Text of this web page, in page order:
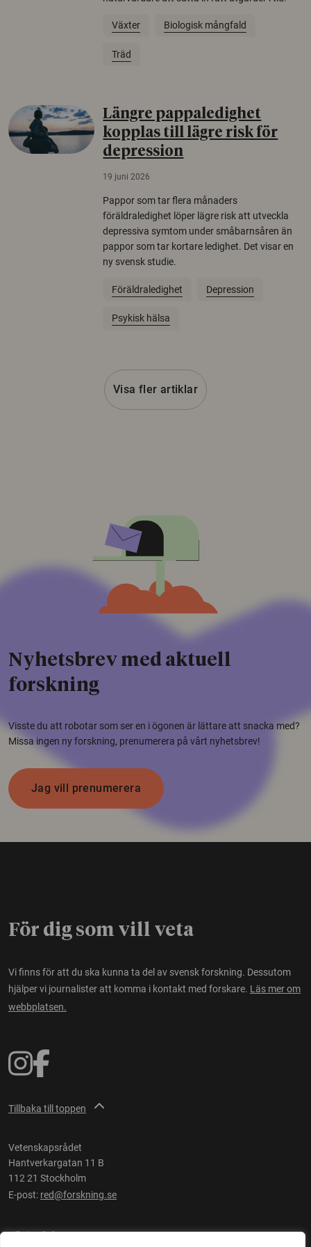
Växter Biologisk mångfald
Träd
Längre pappaledighet
kopplas till lägre risk för
depression
19 juni 2026
Pappor som tar flera månaders
föräldraledighet löper lägre risk att utveckla
depressiva symtom under småbarnsåren än
pappor som tar kortare ledighet. Det visar en
ny svensk studie.
Föräldraledighet Depression
Psykisk hälsa
Visa fler artiklar
Nyhetsbrev med aktuell
forskning
Visste du att robotar som ser en i ögonen är lättare att snacka med?
Missa ingen ny forskning, prenumerera på vårt nyhetsbrev!
Jag vill prenumerera
För dig som vill veta
Vi finns för att du ska kunna ta del av svensk forskning. Dessutom
hjälper vi journalister att komma i kontakt med forskare. Läs mer om
webbplatsen.
Tillbaka till toppen
Vetenskapsrådet
Hantverkargatan 11 B
112 21 Stockholm
E-post: red@forskning.se
Tillgänglighet